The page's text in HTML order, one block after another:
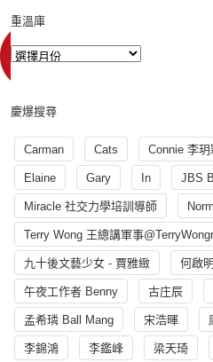
重溫庫
慶爆搜尋
Carman Cats Connie 李
Elaine Gary In JBS
Miracle 社交力學培訓導師
Terry Wong 王總講軍事
九十後文藝少女 - 賈雅緻 何啟明
午夜工作者 Benny 古庄辰
孟希璘 Ball Mang 宋浩暉
李錦鴻 李鑑峰 梁天琦